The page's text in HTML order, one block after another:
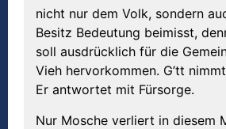
nicht nur dem Volk, sondern
Besitz Bedeutung beimisst,
soll ausdrücklich für die
Vieh hervorkommen. G’tt
Er antwortet mit Fürsorge.
Nur Mosche verliert in diesem